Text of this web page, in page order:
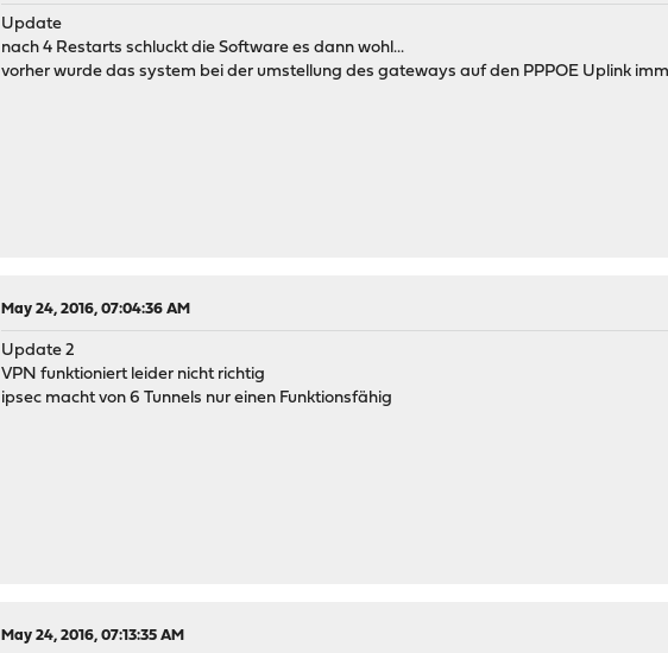
Update
nach 4 Restarts schluckt die Software es dann wohl...
vorher wurde das system bei der umstellung des gateways auf den PPPOE Uplink
May 24, 2016, 07:04:36 AM
Update 2
VPN funktioniert leider nicht richtig
ipsec macht von 6 Tunnels nur einen Funktionsfähig
May 24, 2016, 07:13:35 AM